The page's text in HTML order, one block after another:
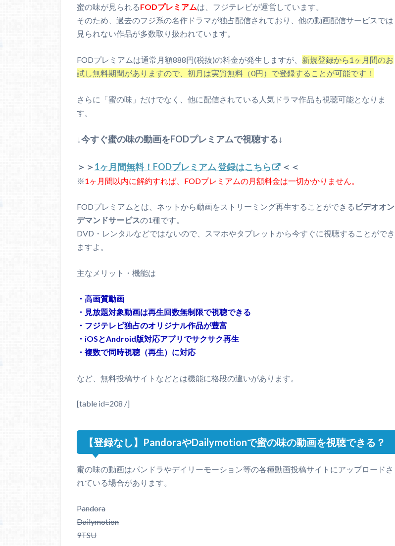
蜜の味が見られるFODプレミアムは、フジテレビが運営しています。
そのため、過去のフジ系の名作ドラマが独占配信されており、他の動画配信サービスでは
見られない作品が多数取り扱われています。
FODプレミアムは通常月額888円(税抜)の料金が発生しますが、 新規登録から1ヶ月間のお
試し無料期間がありますので、初月は実質無料（0円）で登録することが可能です！
さらに「蜜の味」だけでなく、他に配信されている人気ドラマ作品も視聴可能となりま
す。
↓今すぐ蜜の味の動画をFODプレミアムで視聴する↓
＞＞ 1ヶ月間無料！FODプレミアム 登録はこちら ＜＜
※1ヶ月間以内に解約すれば、FODプレミアムの月額料金は一切かかりません。
FODプレミアムとは、ネットから動画をストリーミング再生することができる ビデオオン
デマンドサービスの1種です。
DVD・レンタルなどではないので、スマホやタブレットから今すぐに視聴することができ
ますよ。
主なメリット・機能は
・高画質動画
・見放題対象動画は再生回数無制限で視聴できる
・フジテレビ独占のオリジナル作品が豊富
・iOSとAndroid版対応アプリでサクサク再生
・複数で同時視聴（再生）に対応
など、無料投稿サイトなどとは機能に格段の違いがあります。
[table id=208 /]
【登録なし】PandoraやDailymotionで蜜の味の動画を視聴できる？
蜜の味の動画はパンドラやデイリーモーション等の各種動画投稿サイトにアップロードさ
れている場合があります。
Pandora
Dailymotion
9TSU